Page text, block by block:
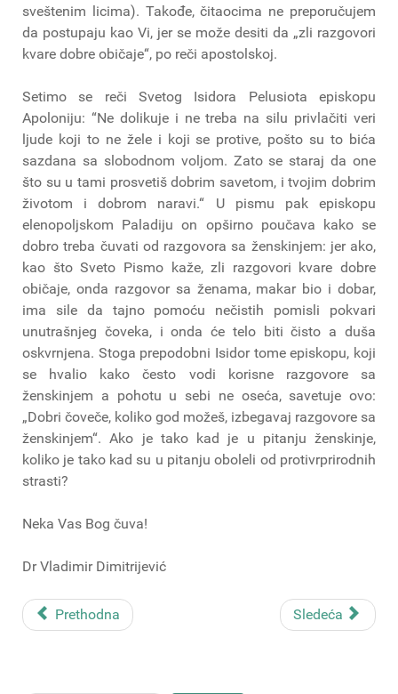
sveštenim licima). Takođe, čitaocima ne preporučujem
da postupaju kao Vi, jer se može desiti da „zli razgovori
kvare dobre običaje“, po reči apostolskoj.
Setimo se reči Svetog Isidora Pelusiota episkopu
Apoloniju: “Ne dolikuje i ne treba na silu privlačiti veri
ljude koji to ne žele i koji se protive, pošto su to bića
sazdana sa slobodnom voljom. Zato se staraj da one
što su u tami prosvetiš dobrim savetom, i tvojim dobrim
životom i dobrom naravi.“ U pismu pak episkopu
elenopoljskom Paladiju on opširno poučava kako se
dobro treba čuvati od razgovora sa ženskinjem: jer ako,
kao što Sveto Pismo kaže, zli razgovori kvare dobre
običaje, onda razgovor sa ženama, makar bio i dobar,
ima sile da tajno pomoću nečistih pomisli pokvari
unutrašnjeg čoveka, i onda će telo biti čisto a duša
oskvrnjena. Stoga prepodobni Isidor tome episkopu, koji
se hvalio kako često vodi korisne razgovore sa
ženskinjem a pohotu u sebi ne oseća, savetuje ovo:
„Dobri čoveče, koliko god možeš, izbegavaj razgovore sa
ženskinjem“. Ako je tako kad je u pitanju ženskinje,
koliko je tako kad su u pitanju oboleli od protivrprirodnih
strasti?
Neka Vas Bog čuva!
Dr Vladimir Dimitrijević
Prethodna Sledeća